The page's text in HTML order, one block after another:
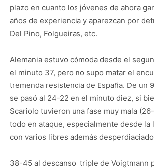
plazo en cuanto los jóvenes de ahora
años de experiencia y aparezcan por
Del Pino, Folgueiras, etc.
Alemania estuvo cómoda desde el
el minuto 37, pero no supo matar el
tremenda resistencia de España. De un
se pasó al 24-22 en el minuto diez, si
Scariolo tuvieron una fase muy mala
todo en ataque, especialmente desde la
con varios libres además
38-45 al descanso, triple de Voigtmann